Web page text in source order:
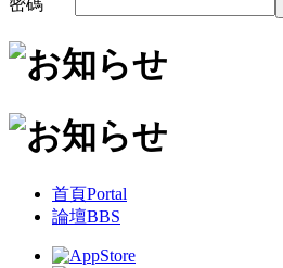
密碼
首頁Portal
論壇BBS